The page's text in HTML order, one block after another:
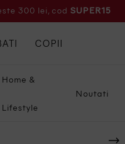
300 lei, cod SUPER15
Home &
Lifestyle
Noutati
COPII